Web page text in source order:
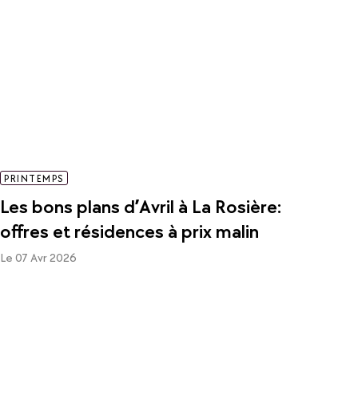
PRINTEMPS
Les bons plans d’Avril à La Rosière:
offres et résidences à prix malin
Le 07 Avr 2026